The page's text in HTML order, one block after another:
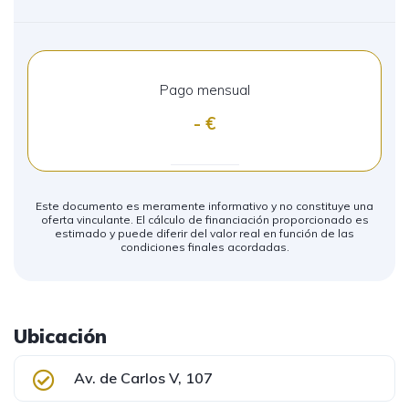
Pago mensual
-
Este documento es meramente informativo y no constituye una
oferta vinculante. El cálculo de financiación proporcionado es
estimado y puede diferir del valor real en función de las
condiciones finales acordadas.
Ubicación
Av. de Carlos V, 107